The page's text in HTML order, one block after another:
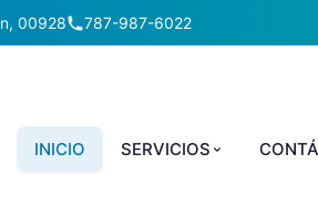
00928 787-987-6022
INICIO SERVICIOS